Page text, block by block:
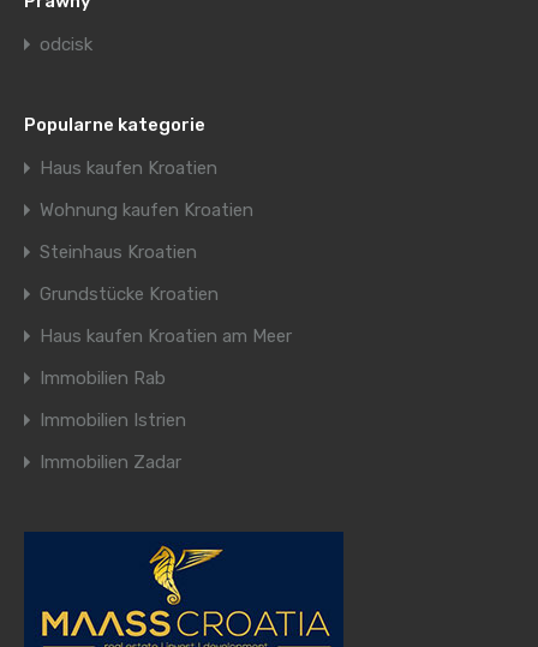
odcisk
Popularne kategorie
Haus kaufen Kroatien
Wohnung kaufen Kroatien
Steinhaus Kroatien
Grundstücke Kroatien
Haus kaufen Kroatien am Meer
Immobilien Rab
Immobilien Istrien
Immobilien Zadar